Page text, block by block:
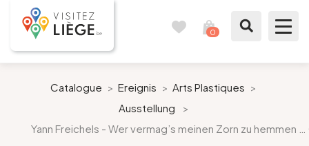
0
Wie ein Bürger von Lüttich
Catalogue > Ereignis > Arts Plastiques >
Ausstellung
>
Yann Freichels - Wer vermag’s meinen Zorn zu hemmen